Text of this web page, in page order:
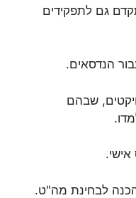
גם לתפקידים
הנדסאים.
שבהם
לבחינת מה"ט.